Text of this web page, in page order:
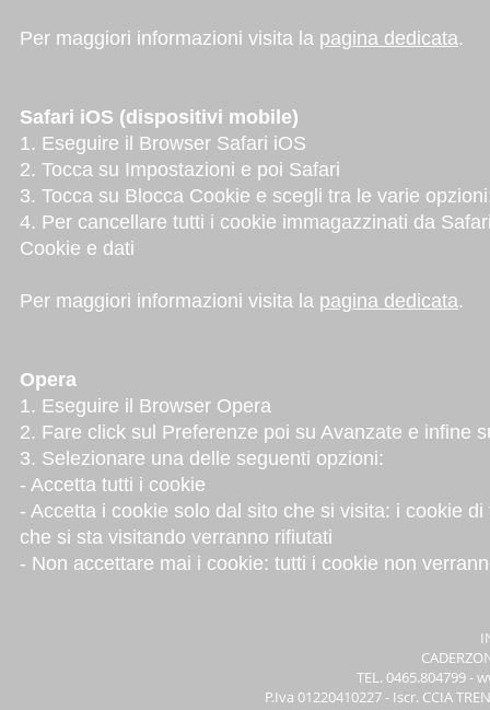
Per maggiori informazioni visita la pagina dedicata.
Safari iOS (dispositivi mobile)
1. Eseguire il Browser Safari iOS
2. Tocca su Impostazioni e poi Safari
3. Tocca su Blocca Cookie e scegli tra le varie
4. Per cancellare tutti i cookie immagazzinati da
Cookie e dati
Per maggiori informazioni visita la pagina dedicata.
Opera
1. Eseguire il Browser Opera
2. Fare click sul Preferenze poi su Avanzate e infine
3. Selezionare una delle seguenti opzioni:
- Accetta tutti i cookie
- Accetta i cookie solo dal sito che si visita: i cookie
che si sta visitando verranno rifiutati
- Non accettare mai i cookie: tutti i cookie non
TEL. 0465.804799 -
P.Iva 01220410227 - Iscr. CCIA